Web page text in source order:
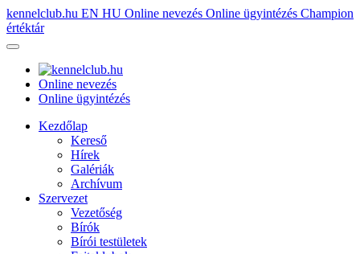
kennelclub.hu EN HU Online nevezés Online ügyintézés Champion
értéktár
Online nevezés
Online ügyintézés
Kezdőlap
Kereső
Hírek
Galériák
Archívum
Szervezet
Vezetőség
Bírók
Bírói testületek